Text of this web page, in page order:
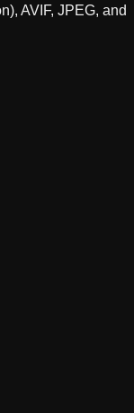
AVIF, JPEG, and